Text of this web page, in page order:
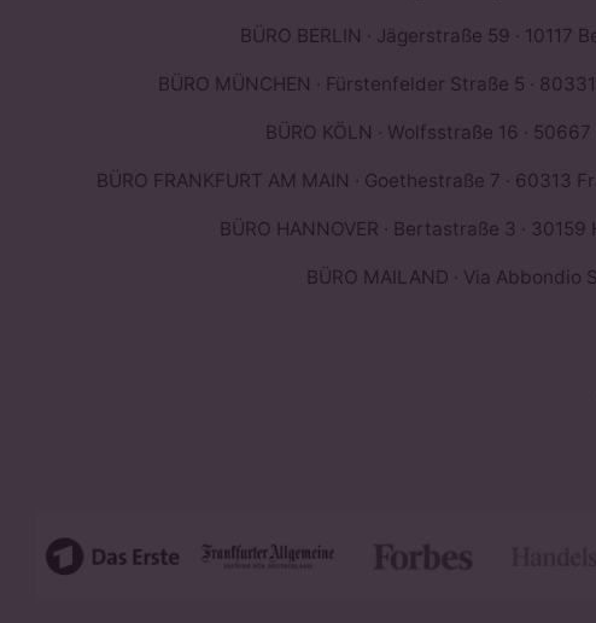
BÜRO BERLIN · Jägerstraße 59 · 10117
BÜRO MÜNCHEN · Fürstenfelder Straße 5 ·
BÜRO KÖLN · Wolfsstraße 16 ·
BÜRO FRANKFURT AM MAIN · Goethestraße 7 · 60313
BÜRO HANNOVER · Bertastraße 3 ·
BÜRO MAILAND · Via Abbondio